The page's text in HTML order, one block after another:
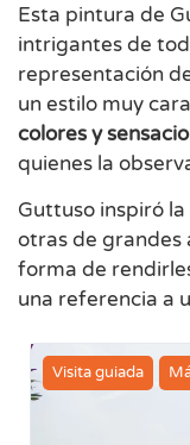
Esta pintura de
intrigantes de
representación
un estilo muy
colores y
quienes la
Guttuso inspiró
otras de grandes
forma de
una referencia a
Visita guiada